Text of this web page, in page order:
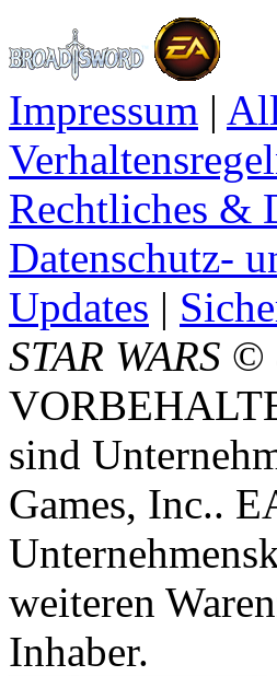
Impressum |
Rechtliches &
Datenschutz-
Updates |
STAR WARS ©
sind
Games, Inc..
weiteren
Inhaber.